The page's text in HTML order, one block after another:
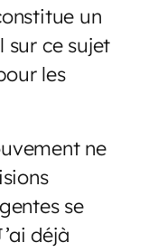
un
ce sujet
les
ne
se
déjà